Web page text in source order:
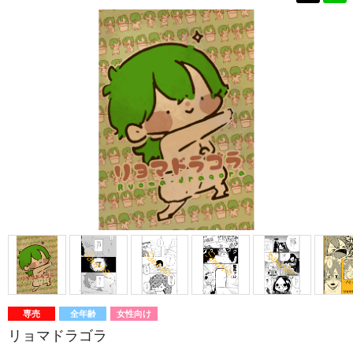
専売 全年齢 女性向け
リョマドラゴラ